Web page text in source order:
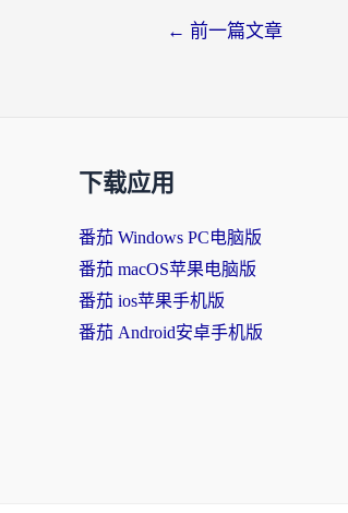
← 前一篇文章
下载应用
番茄 Windows PC电脑版
番茄 macOS苹果电脑版
番茄 ios苹果手机版
番茄 Android安卓手机版